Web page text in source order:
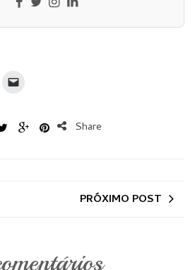
Share
PRÓXIMO POST